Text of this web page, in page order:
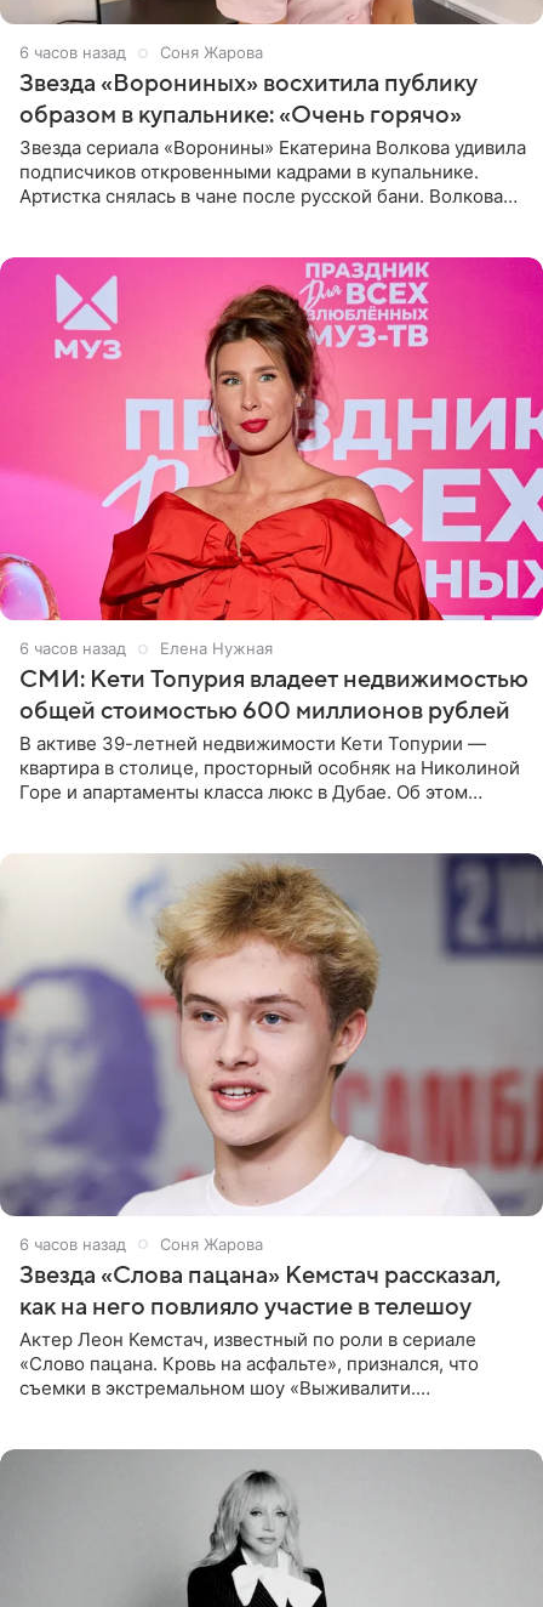
6 часов назад Соня Жарова
Звезда «Ворониных» восхитила публику
образом в купальнике: «Очень горячо»
Звезда сериала «Воронины» Екатерина Волкова удивила
подписчиков откровенными кадрами в купальнике.
Артистка снялась в чане после русской бани. Волкова
6 часов назад Елена Нужная
СМИ: Кети Топурия владеет недвижимостью
общей стоимостью 600 миллионов рублей
В активе 39-летней недвижимости Кети Топурии —
квартира в столице, просторный особняк на Николиной
Горе и апартаменты класса люкс в Дубае. Об этом
6 часов назад Соня Жарова
Звезда «Слова пацана» Кемстач рассказал,
как на него повлияло участие в телешоу
Актер Леон Кемстач, известный по роли в сериале
«Слово пацана. Кровь на асфальте», признался, что
съемки в экстремальном шоу «Выживалити.